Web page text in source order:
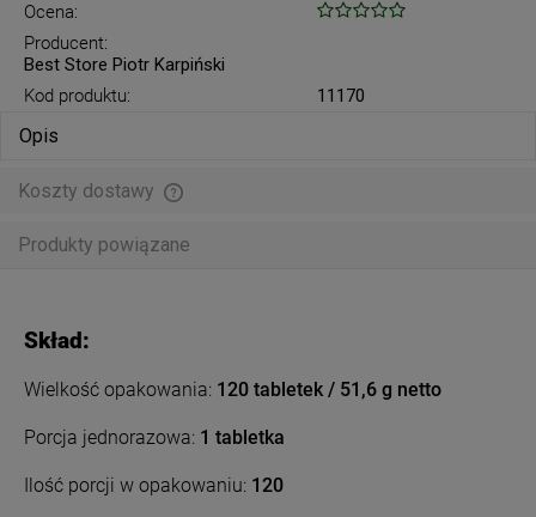
Ocena:
Producent:
Best Store Piotr Karpiński
Kod produktu:
11170
Opis
Koszty dostawy
Produkty powiązane
Skład:
Wielkość opakowania: 120 tabletek / 51,6 g netto
Porcja jednorazowa: 1 tabletka
Ilość porcji w opakowaniu: 120